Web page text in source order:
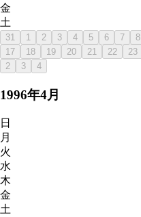
金
土
31 1 2 3 4 5 6 7 8
17
18 19 20 21 22 23
2
3 4
1996年4月
日
月
火
水
木
金
土